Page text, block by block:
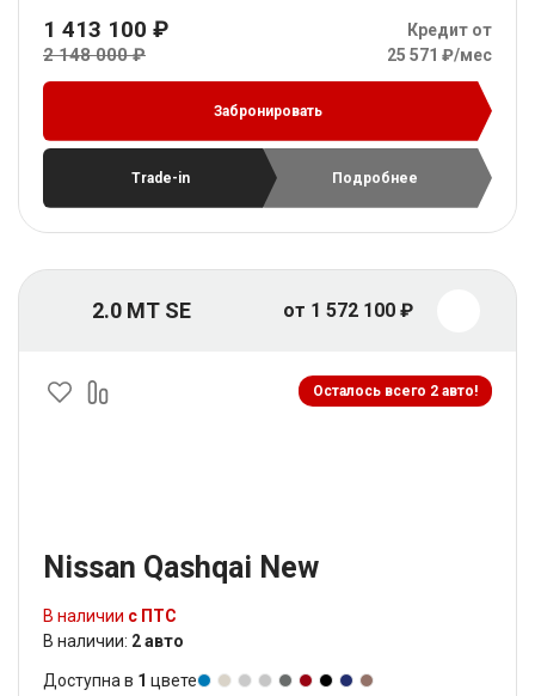
1 413 100 ₽
2 148 000 ₽
Кредит от
25 571 ₽/мес
Забронировать
Trade-in Подробнее
2.0 MT SE от 1 572 100 ₽
Осталось всего 2 авто!
Nissan Qashqai New
В наличии с ПТС
В наличии: 2 авто
Доступна в 1 цвете